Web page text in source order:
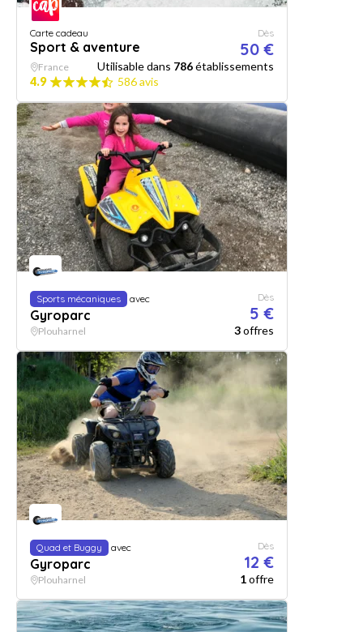
Carte cadeau
Sport & aventure
Dès
50 €
France Utilisable dans 786établissements
4.9
586 avis
Sports mécaniques avec
Gyroparc
Dès
5 €
Plouharnel 3offres
Quad et Buggy avec
Gyroparc
Dès
12 €
Plouharnel 1offre